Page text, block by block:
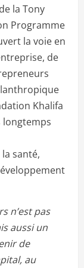
la Tony
Programme
la voie en
de
Khalifa
longtemps
santé,
n’est pas
aussi un
de
au